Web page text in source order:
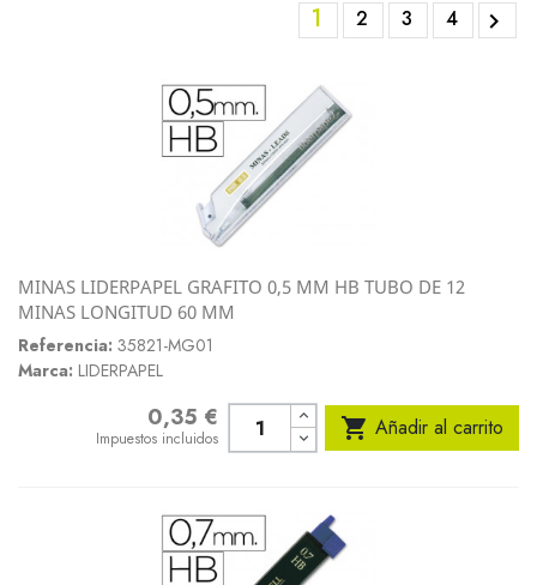
1 2 3 4 
MINAS LIDERPAPEL GRAFITO 0,5 MM HB TUBO DE 12
MINAS LONGITUD 60 MM
Referencia: 35821-MG01
Marca: LIDERPAPEL
0,35 €
Impuestos incluidos  Añadir al carrito